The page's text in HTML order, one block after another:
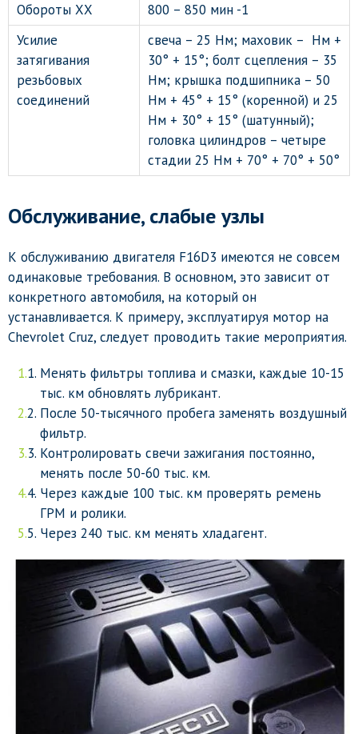
Обороты ХХ
800 – 850 мин -1
Усилие
затягивания
резьбовых
соединений
свеча – 25 Нм; маховик – Нм +
30° + 15°; болт сцепления – 35
Нм; крышка подшипника – 50
Нм + 45° + 15° (коренной) и 25
Нм + 30° + 15° (шатунный);
головка цилиндров – четыре
стадии 25 Нм + 70° + 70° + 50°
Обслуживание, слабые узлы
К обслуживанию двигателя F16D3 имеются не совсем
одинаковые требования. В основном, это зависит от
конкретного автомобиля, на который он
устанавливается. К примеру, эксплуатируя мотор на
Chevrolet Cruz, следует проводить такие мероприятия.
Менять фильтры топлива и смазки, каждые 10-15
тыс. км обновлять лубрикант.
После 50-тысячного пробега заменять воздушный
фильтр.
Контролировать свечи зажигания постоянно,
менять после 50-60 тыс. км.
Через каждые 100 тыс. км проверять ремень
ГРМ и ролики.
Через 240 тыс. км менять хладагент.